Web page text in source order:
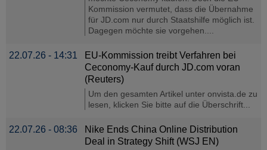
Kommission vermutet, dass die Übernahme
für JD.com nur durch Staatshilfe möglich ist.
Dagegen möchte sie vorgehen....
22.07.26 - 14:31
EU-Kommission treibt Verfahren bei
Ceconomy-Kauf durch JD.com voran
(Reuters)
Um den gesamten Artikel unter onvista.de zu
lesen, klicken Sie bitte auf die Überschrift...
22.07.26 - 08:36
Nike Ends China Online Distribution
Deal in Strategy Shift (WSJ EN)